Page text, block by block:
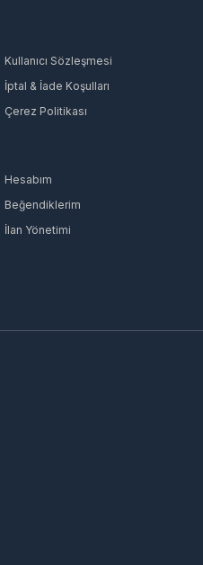
Kullanıcı Sözleşmesi
İptal & İade Koşulları
Çerez Politikası
Hesabım
Beğendiklerim
İlan Yönetimi